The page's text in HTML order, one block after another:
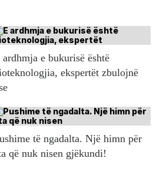
ardhmja e bukurisë është
ekspertët zbulojnë
të ngadalta. Një himn për
që nuk nisen gjëkundi!